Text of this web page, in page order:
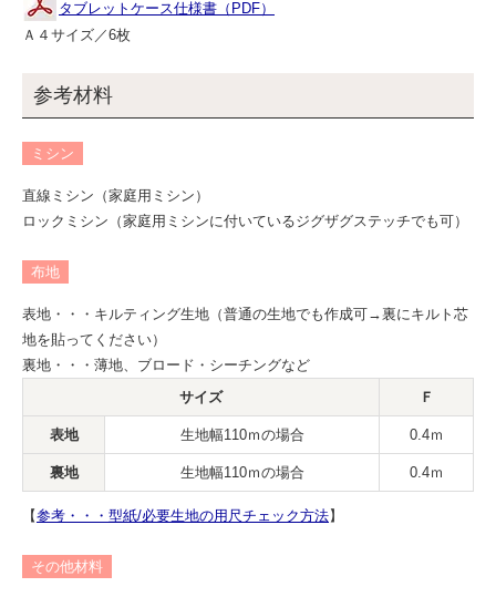
タブレットケース仕様書（PDF）
Ａ４サイズ／6枚
参考材料
ミシン
直線ミシン（家庭用ミシン）
ロックミシン（家庭用ミシンに付いているジグザグステッチでも可）
布地
表地・・・キルティング生地（普通の生地でも作成可→裏にキルト芯
地を貼ってください）
裏地・・・薄地、ブロード・シーチングなど
サイズ
Ｆ
表地 生地幅110ｍの場合 0.4ｍ
裏地 生地幅110ｍの場合 0.4ｍ
【参考・・・型紙/必要生地の用尺チェック方法】
その他材料